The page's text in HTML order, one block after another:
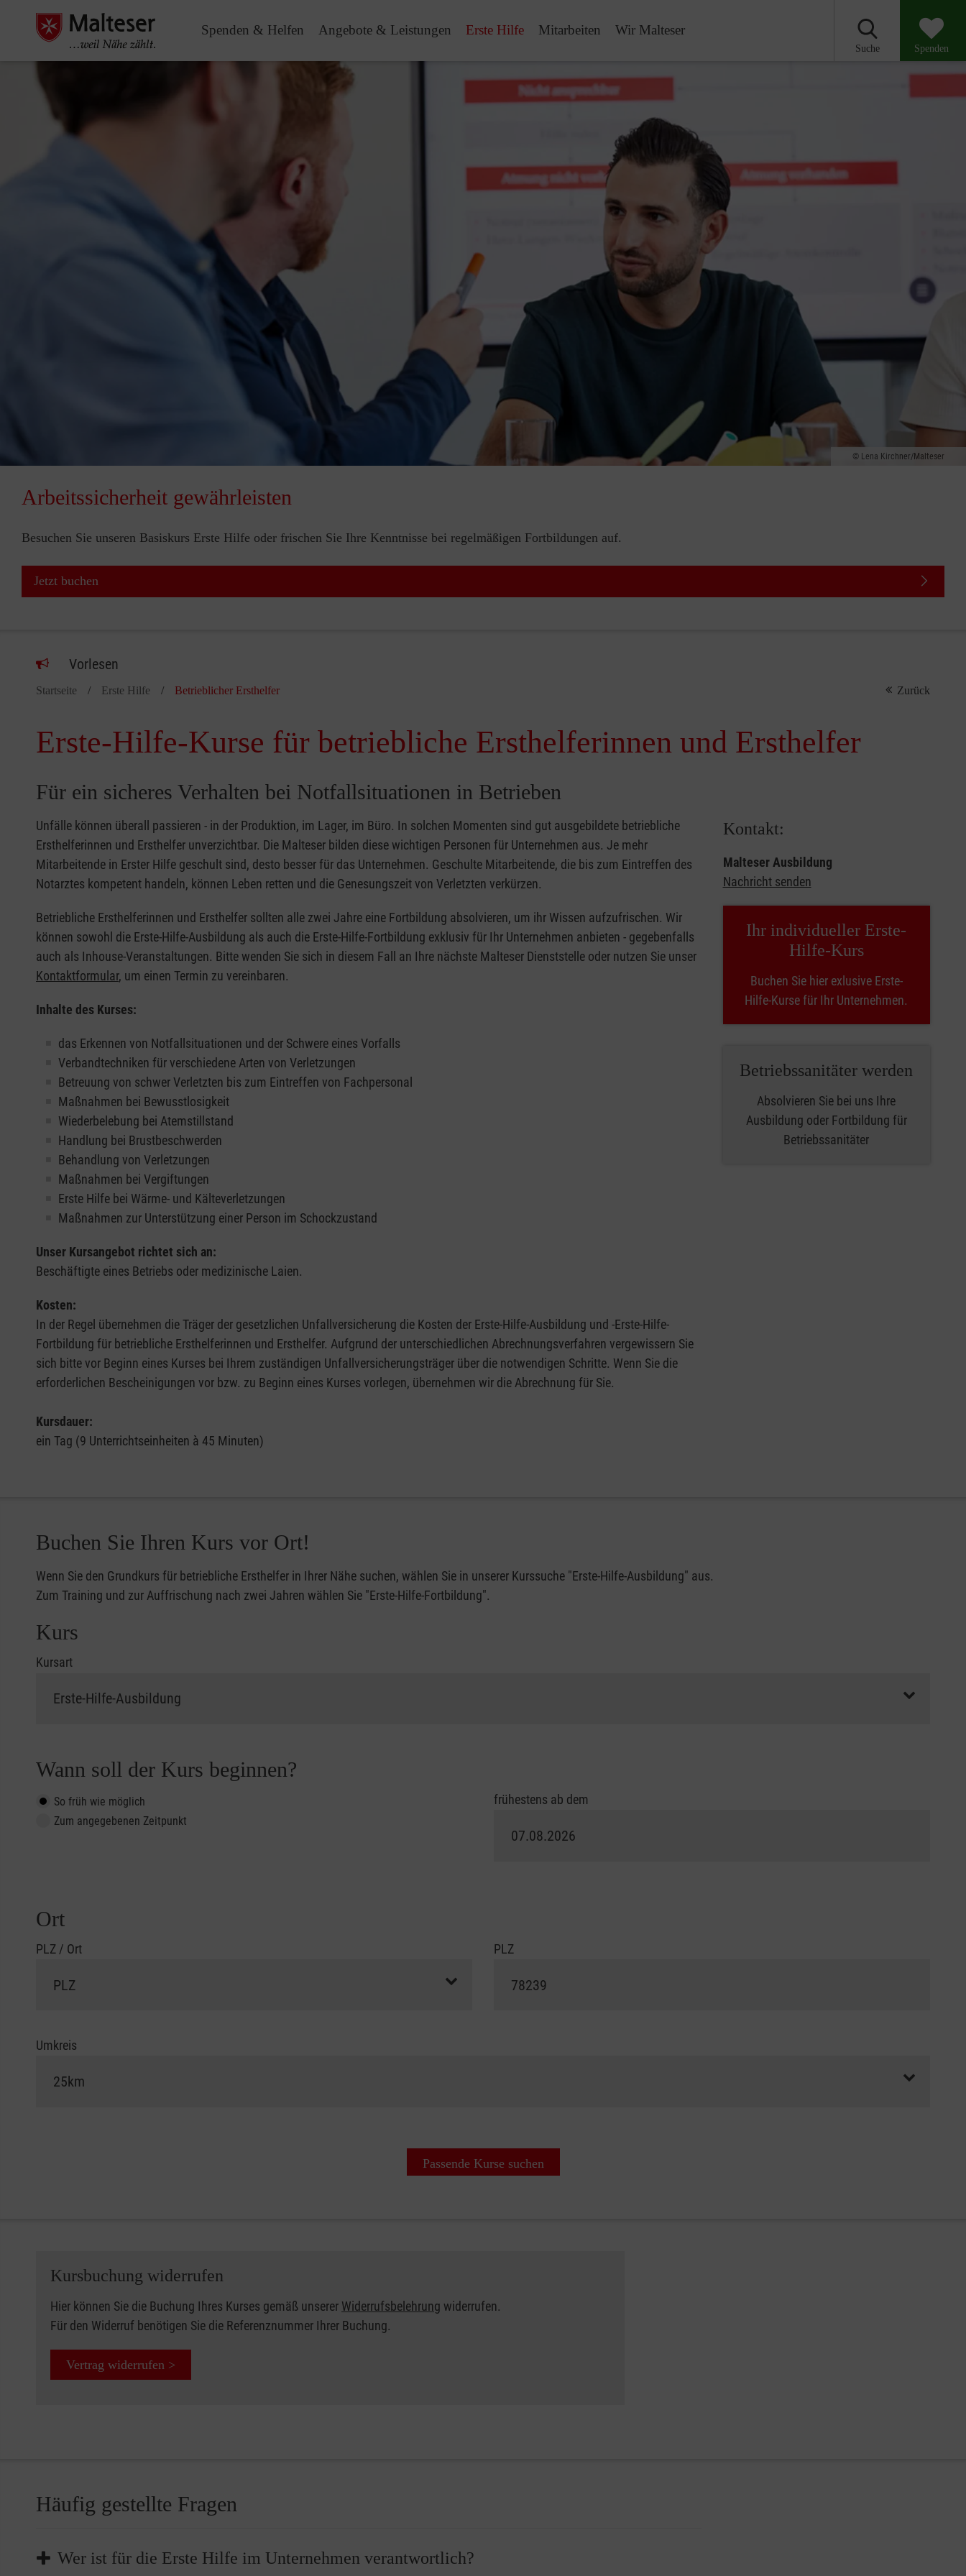
Spenden & Helfen Angebote & Leistungen Erste Hilfe Mitarbeiten Wir Malteser
Suche Spenden
Lena Kirchner/Malteser
Arbeitssicherheit gewährleisten
Besuchen Sie unseren Basiskurs Erste Hilfe oder frischen Sie Ihre Kenntnisse bei regelmäßigen Fortbildungen auf.
Jetzt buchen
Vorlesen
Startseite Erste Hilfe Betrieblicher Ersthelfer Zurück
Erste-Hilfe-Kurse für betriebliche Ersthelferinnen und Ersthelfer
Für ein sicheres Verhalten bei Notfallsituationen in Betrieben
Unfälle können überall passieren - in der Produktion, im Lager, im Büro. In solchen Momenten sind gut ausgebildete betriebliche
Ersthelferinnen und Ersthelfer unverzichtbar. Die Malteser bilden diese wichtigen Personen für Unternehmen aus. Je mehr
Mitarbeitende in Erster Hilfe geschult sind, desto besser für das Unternehmen. Geschulte Mitarbeitende, die bis zum Eintreffen des
Notarztes kompetent handeln, können Leben retten und die Genesungszeit von Verletzten verkürzen.
Betriebliche Ersthelferinnen und Ersthelfer sollten alle zwei Jahre eine Fortbildung absolvieren, um ihr Wissen aufzufrischen. Wir
können sowohl die Erste-Hilfe-Ausbildung als auch die Erste-Hilfe-Fortbildung exklusiv für Ihr Unternehmen anbieten - gegebenfalls
auch als Inhouse-Veranstaltungen. Bitte wenden Sie sich in diesem Fall an Ihre nächste Malteser Dienststelle oder nutzen Sie unser
Kontaktformular, um einen Termin zu vereinbaren.
Inhalte des Kurses:
das Erkennen von Notfallsituationen und der Schwere eines Vorfalls
Verbandtechniken für verschiedene Arten von Verletzungen
Betreuung von schwer Verletzten bis zum Eintreffen von Fachpersonal
Maßnahmen bei Bewusstlosigkeit
Wiederbelebung bei Atemstillstand
Handlung bei Brustbeschwerden
Behandlung von Verletzungen
Maßnahmen bei Vergiftungen
Erste Hilfe bei Wärme- und Kälteverletzungen
Maßnahmen zur Unterstützung einer Person im Schockzustand
Unser Kursangebot richtet sich an:
Beschäftigte eines Betriebs oder medizinische Laien.
Kosten:
In der Regel übernehmen die Träger der gesetzlichen Unfallversicherung die Kosten der Erste-Hilfe-Ausbildung und -Erste-Hilfe-
Fortbildung für betriebliche Ersthelferinnen und Ersthelfer. Aufgrund der unterschiedlichen Abrechnungsverfahren vergewissern Sie
sich bitte vor Beginn eines Kurses bei Ihrem zuständigen Unfallversicherungsträger über die notwendigen Schritte. Wenn Sie die
erforderlichen Bescheinigungen vor bzw. zu Beginn eines Kurses vorlegen, übernehmen wir die Abrechnung für Sie.
Kursdauer:
ein Tag (9 Unterrichtseinheiten à 45 Minuten)
Kontakt:
Malteser Ausbildung
Nachricht senden
Ihr individueller Erste-
Hilfe-Kurs
Buchen Sie hier exlusive Erste-
Hilfe-Kurse für Ihr Unternehmen.
Betriebssanitäter werden
Absolvieren Sie bei uns Ihre
Ausbildung oder Fortbildung für
Betriebssanitäter
Buchen Sie Ihren Kurs vor Ort!
Wenn Sie den Grundkurs für betriebliche Ersthelfer in Ihrer Nähe suchen, wählen Sie in unserer Kurssuche "Erste-Hilfe-Ausbildung" aus.
Zum Training und zur Auffrischung nach zwei Jahren wählen Sie "Erste-Hilfe-Fortbildung".
Kurs
Kursart
Wann soll der Kurs beginnen?
So früh wie möglich
Zum angegebenen Zeitpunkt
frühestens ab dem
Ort
PLZ / Ort PLZ
Umkreis
Passende Kurse suchen
Kursbuchung widerrufen
Hier können Sie die Buchung Ihres Kurses gemäß unserer Widerrufsbelehrung widerrufen.
Für den Widerruf benötigen Sie die Referenznummer Ihrer Buchung.
Vertrag widerrufen >
Häufig gestellte Fragen
Wer ist für die Erste Hilfe im Unternehmen verantwortlich?